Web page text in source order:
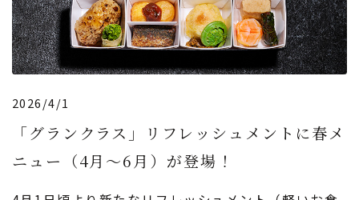
2026/4/1
「グランクラス」リフレッシュメントに春メ
ニュー（4月～6月）が登場！